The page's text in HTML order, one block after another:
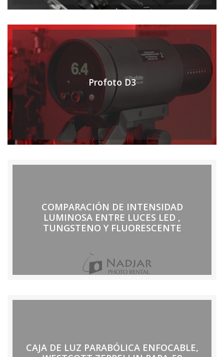
Profoto D3
COMPARACIÓN DE INTENSIDAD
LUMINOSA ENTRE LUCES LED ,
TUNGSTENO Y FLUORESCENTE
CAJA DE LUZ PARABÓLICA ENFOCABLE,